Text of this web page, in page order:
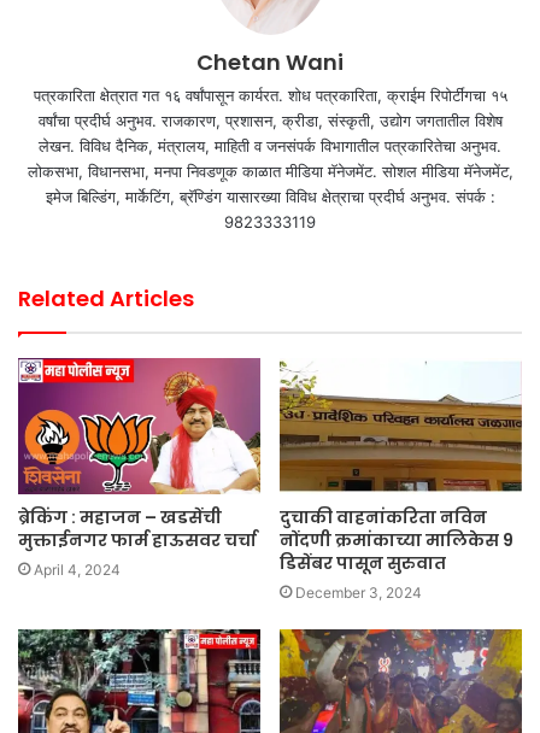
Chetan Wani
पत्रकारिता क्षेत्रात गत १६ वर्षांपासून कार्यरत. शोध पत्रकारिता, क्राईम रिपोर्टींगचा १५
वर्षांचा प्रदीर्घ अनुभव. राजकारण, प्रशासन, क्रीडा, संस्कृती, उद्योग जगतातील विशेष
लेखन. विविध दैनिक, मंत्रालय, माहिती व जनसंपर्क विभागातील पत्रकारितेचा अनुभव.
लोकसभा, विधानसभा, मनपा निवडणूक काळात मीडिया मॅनेजमेंट. सोशल मीडिया मॅनेजमेंट,
इमेज बिल्डिंग, मार्केटिंग, ब्रॅण्डिंग यासारख्या विविध क्षेत्राचा प्रदीर्घ अनुभव. संपर्क :
9823333119
Related Articles
ब्रेकिंग : महाजन – खडसेंची
मुक्ताईनगर फार्म हाऊसवर चर्चा
April 4, 2024
दुचाकी वाहनांकरिता नविन
नोंदणी क्रमांकाच्या मालिकेस 9
डिसेंबर पासून सुरुवात
December 3, 2024